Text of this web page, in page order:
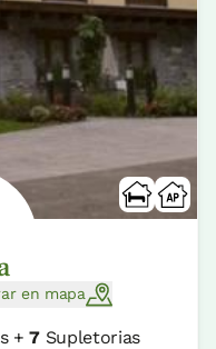
en mapa
+7Supletorias